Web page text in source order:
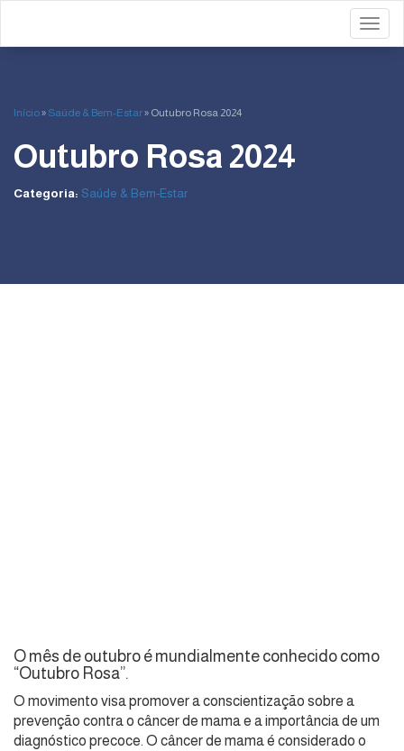
Início» Saúde & Bem-Estar» Outubro Rosa 2024
Outubro Rosa 2024
Categoria: Saúde & Bem-Estar
O mês de outubro é mundialmente conhecido como
“Outubro Rosa”.
O movimento visa promover a conscientização sobre a
prevenção contra o câncer de mama e a importância de um
diagnóstico precoce. O câncer de mama é considerado o